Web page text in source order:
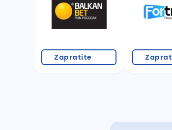
proverite pravopisne
povećajte radijus za
Zapratite